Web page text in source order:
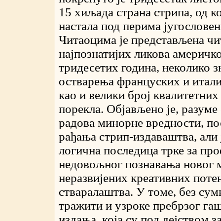
15 хиљада страна стрипа, од
настала под перима
Читаоцима је представљена
најпознатијих ликова
тридесетих година, неколико
остварења француских и
као и велики број
порекла. Објављено је,
радова минорне вредности,
рађања стрип-издаваштва, али
логична последица трке за
недовољног познавања новог
неразвијених креативних
стваралаштва. У томе, без
тражити и узроке пребрзог